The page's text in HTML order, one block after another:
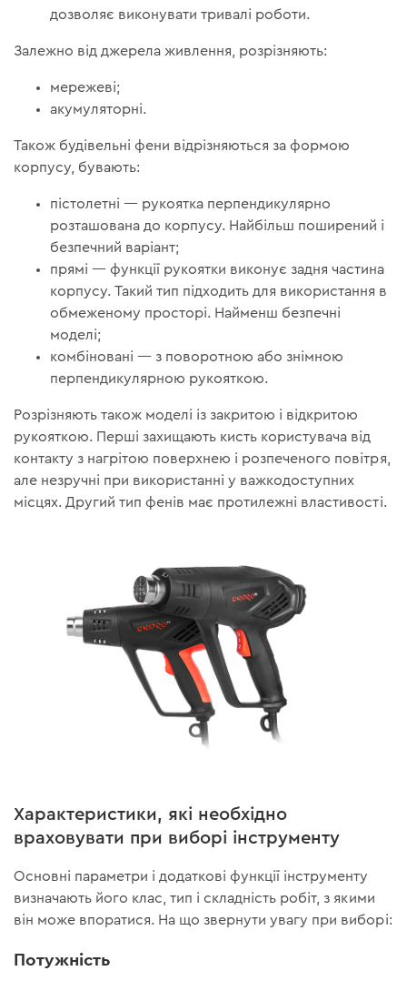
дозволяє виконувати тривалі роботи.
Залежно від джерела живлення, розрізняють:
мережеві;
акумуляторні.
Також будівельні фени відрізняються за формою
корпусу, бувають:
пістолетні — рукоятка перпендикулярно
розташована до корпусу. Найбільш поширений і
безпечний варіант;
прямі — функції рукоятки виконує задня частина
корпусу. Такий тип підходить для використання в
обмеженому просторі. Найменш безпечні
моделі;
комбіновані — з поворотною або знімною
перпендикулярною рукояткою.
Розрізняють також моделі із закритою і відкритою
рукояткою. Перші захищають кисть користувача від
контакту з нагрітою поверхнею і розпеченого повітря,
але незручні при використанні у важкодоступних
місцях. Другий тип фенів має протилежні властивості.
Характеристики, які необхідно
враховувати при виборі інструменту
Основні параметри і додаткові функції інструменту
визначають його клас, тип і складність робіт, з якими
він може впоратися. На що звернути увагу при виборі:
Потужність